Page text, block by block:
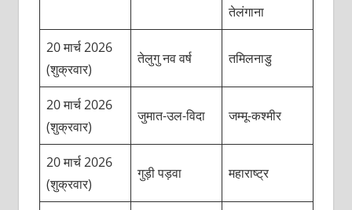
तेलंगाना
20 मार्च 2026
(शुक्रवार)
तेलुगु नव वर्ष तमिलनाडु
20 मार्च 2026
(शुक्रवार)
जुमात-उल-विदा जम्मू-कश्मीर
20 मार्च 2026
(शुक्रवार)
गुड़ी पड़वा महाराष्ट्र